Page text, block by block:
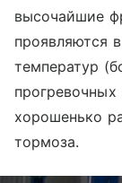
высочайшие
проявляются
температур
прогревочных
хорошенько
тормоза.